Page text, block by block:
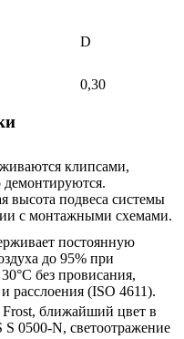
D
0,30
клипсами,
демонтируются.
высота подвеса системы
с монтажными схемами.
постоянную
до 95% при
без провисания,
расслоения (ISO 4611).
ближайший цвет в
S 0500-N, светоотражение